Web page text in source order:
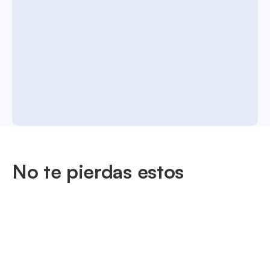
No te pierdas estos